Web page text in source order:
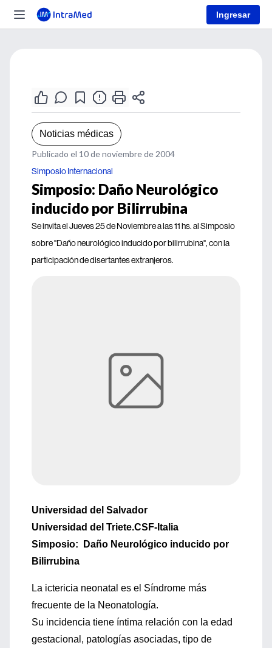
Ingresar
Noticias médicas
Publicado el 10 de noviembre de 2004
Simposio Internacional
Simposio: Daño Neurológico
inducido por Bilirrubina
Se invita el Jueves 25 de Noviembre a las 11 hs. al Simposio
sobre "Daño neurológico inducido por bilirrubina", con la
participación de disertantes extranjeros.
Universidad del Salvador
Universidad del Triete.CSF-Italia
Simposio: Daño Neurológico inducido por
Bilirrubina
La ictericia neonatal es el Síndrome más
frecuente de la Neonatología.
Su incidencia tiene íntima relación con la edad
gestacional, patologías asociadas, tipo de